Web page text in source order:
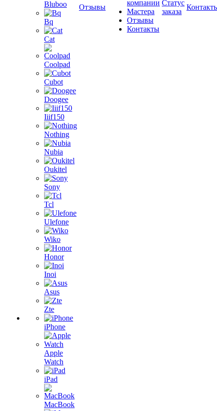
Bluboo
Bq
Cat
Coolpad
Cubot
Doogee
Iiif150
Nothing
Nubia
Oukitel
Sony
Tcl
Ulefone
Wiko
Honor
Inoi
Asus
Zte
iPhone
Apple
Watch
iPad
MacBook
Отзывы
компании
Мастера
Отзывы
Контакты
Статус
заказа